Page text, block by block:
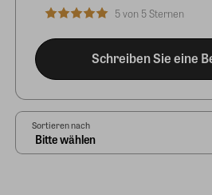
5 von 5 Sternen
Schreiben Sie eine
Sortieren nach